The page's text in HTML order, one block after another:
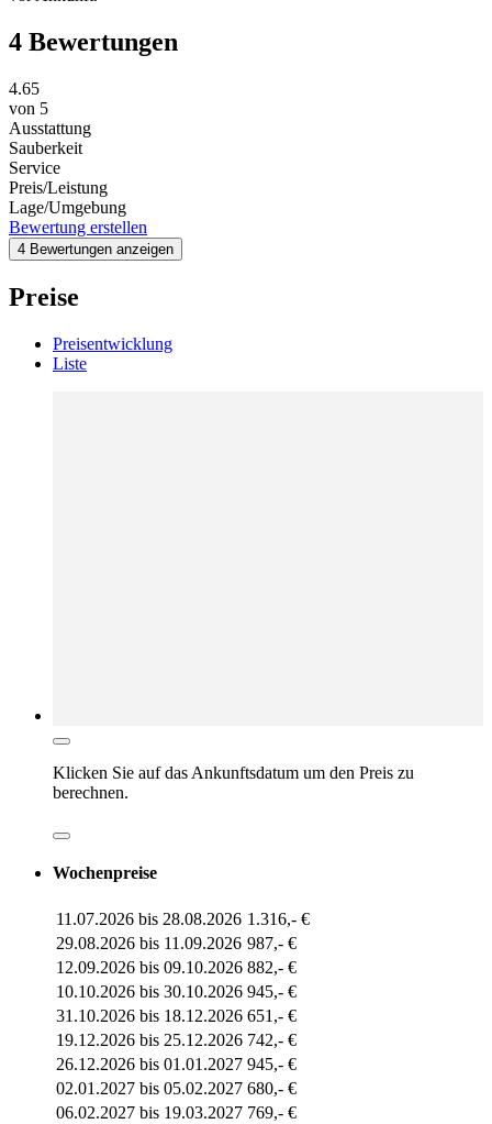
4 Bewertungen
4.65
von 5
Ausstattung
Sauberkeit
Service
Preis/Leistung
Lage/Umgebung
Bewertung erstellen
4 Bewertungen anzeigen
Preise
Preisentwicklung
Liste
Klicken Sie auf das Ankunftsdatum um den Preis zu
berechnen.
Wochenpreise
11.07.2026 bis 28.08.2026 1.316,- €
29.08.2026 bis 11.09.2026 987,- €
12.09.2026 bis 09.10.2026 882,- €
10.10.2026 bis 30.10.2026 945,- €
31.10.2026 bis 18.12.2026 651,- €
19.12.2026 bis 25.12.2026 742,- €
26.12.2026 bis 01.01.2027 945,- €
02.01.2027 bis 05.02.2027 680,- €
06.02.2027 bis 19.03.2027 769,- €